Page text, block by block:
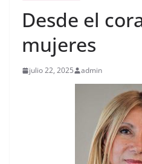
Desde el
mujeres
julio 22, 2025 admin